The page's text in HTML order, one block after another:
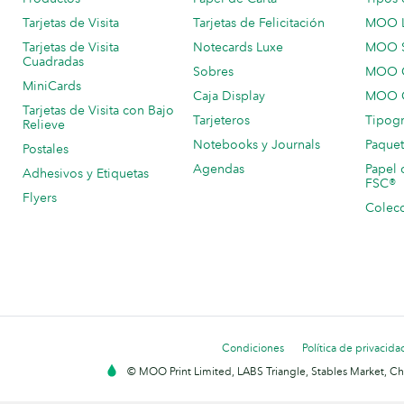
Tarjetas de Visita
Tarjetas de Visita
Cuadradas
MiniCards
Tarjetas de Visita con Bajo
Relieve
Postales
Adhesivos y Etiquetas
Flyers
Tarjetas de Felicitación
Notecards Luxe
Sobres
Caja Display
Tarjeteros
Notebooks y Journals
Agendas
MOO
MOO
MOO
MOO
Papel
FSC®
Condiciones
Política de
© MOO Print Limited, LABS Triangle, Stables Market,